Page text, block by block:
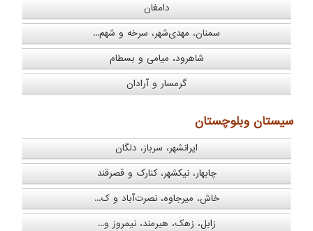
دامغان
سمنان، مهدی‌شهر، سرخه و شهم...
شاهرود، میامی و بسطام
گرمسار و آرادان
سیستان وبلوچستان
ایرانشهر، سرباز، دلگان
چابهار، نیکشهر، کنارک و قصرقند
خاش، میرجاوه، نصرت‌آباد و ک...
زابل، زهک، هیرمند، نیمروز و...